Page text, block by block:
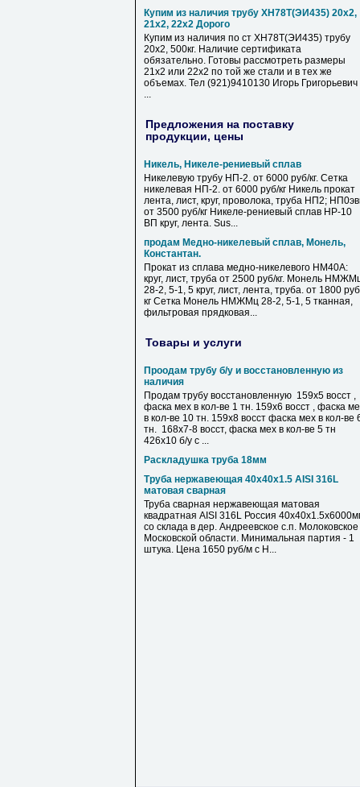
Купим из наличия трубу ХН78Т(ЭИ435) 20х2,
21х2, 22х2 Дорого
Купим из наличия по ст ХН78Т(ЭИ435) трубу
20х2, 500кг. Наличие сертификата
обязательно. Готовы рассмотреть размеры
21х2 или 22х2 по той же стали и в тех же
объемах. Тел (921)9410130 Игорь Григорьевич
...
Предложения на поставку
продукции, цены
Никель, Никеле-рениевый сплав
Никелевую трубу НП-2. от 6000 руб/кг. Сетка
никелевая НП-2. от 6000 руб/кг Никель прокат
лента, лист, круг, проволока, труба НП2;
от 3500 руб/кг Никеле-рениевый сплав НР-10
ВП круг, лента. Sus...
продам Медно-никелевый сплав, Монель,
Константан.
Прокат из сплава медно-никелевого НМ40А:
круг, лист, труба от 2500 руб/кг. Монель
28-2, 5-1, 5 круг, лист, лента, труба. от 1800
кг Сетка Монель НМЖМц 28-2, 5-1, 5 тканная,
фильтровая прядковая...
Товары и услуги
Проодам трубу б/у и восстановленную из
наличия
Продам трубу восстановленную 159х5 восст ,
фаска мех в кол-ве 1 тн. 159х6 восст , фаска
в кол-ве 10 тн. 159х8 восст фаска мех в кол-ве
тн. 168х7-8 восст, фаска мех в кол-ве 5 тн
426х10 б/у с ...
Раскладушка труба 18мм
Труба нержавеющая 40х40х1.5 AISI 316L
матовая сварная
Труба сварная нержавеющая матовая
квадратная AISI 316L Россия
со склада в дер. Андреевское с.п. Молоковское
Московской области. Минимальная партия - 1
штука. Цена 1650 руб/м с Н...